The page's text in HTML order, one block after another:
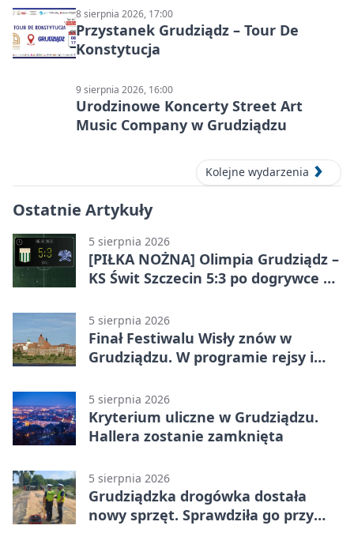
8 sierpnia 2026, 17:00
Przystanek Grudziądz – Tour De
Konstytucja
9 sierpnia 2026, 16:00
Urodzinowe Koncerty Street Art
Music Company w Grudziądzu
Kolejne wydarzenia
Ostatnie Artykuły
5 sierpnia 2026
[PIŁKA NOŻNA] Olimpia Grudziądz –
KS Świt Szczecin 5:3 po dogrywce w
odwrócili losy meczu
5 sierpnia 2026
Finał Festiwalu Wisły znów w
Grudziądzu. W programie rejsy i
5 sierpnia 2026
Kryterium uliczne w Grudziądzu.
Hallera zostanie zamknięta
5 sierpnia 2026
Grudziądzka drogówka dostała
nowy sprzęt. Sprawdziła go przy